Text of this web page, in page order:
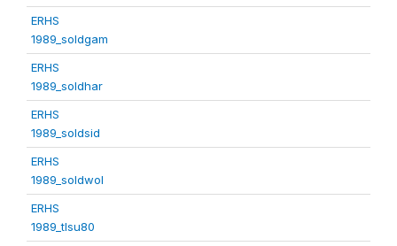
ERHS
1989_soldgam
ERHS
1989_soldhar
ERHS
1989_soldsid
ERHS
1989_soldwol
ERHS
1989_tlsu80